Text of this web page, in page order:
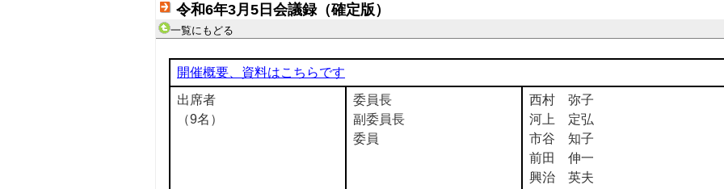
令和6年3月5日会議録（確定版）
一覧にもどる
開催概要、資料はこちらです
出席者
（9名）
委員長
副委員長
委員
西村 弥子
河上 定弘
市谷 知子
前田 伸一
興治 英夫